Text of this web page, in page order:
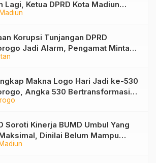
Lagi, Ketua DPRD Kota Madiun
Pemkot Percepat Penanganan
Korupsi Tunjangan DPRD
Jadi Alarm, Pengamat Minta
Perkuat Tata Kelola
Makna Logo Hari Jadi ke-530
Angka 530 Bertransformasi
Kinanthi
Soroti Kinerja BUMD Umbul Yang
Dinilai Belum Mampu
PAD